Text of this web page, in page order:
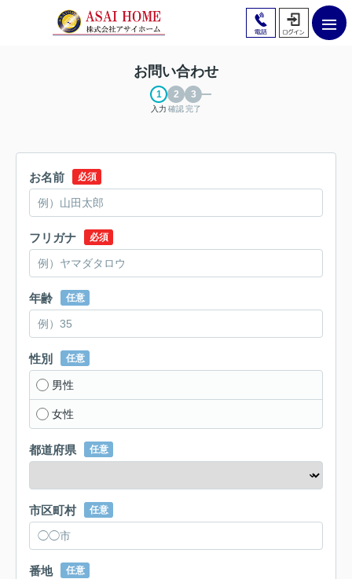
お問い合わせ
入力 確認完了
お名前 必須
フリガナ 必須
年齢 任意
性別 任意
男性
女性
都道府県 任意
市区町村 任意
番地 任意